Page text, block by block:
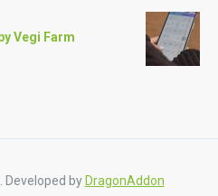
Vegi Farm
Developed by DragonAddon